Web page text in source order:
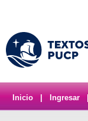
Inicio Ingresar